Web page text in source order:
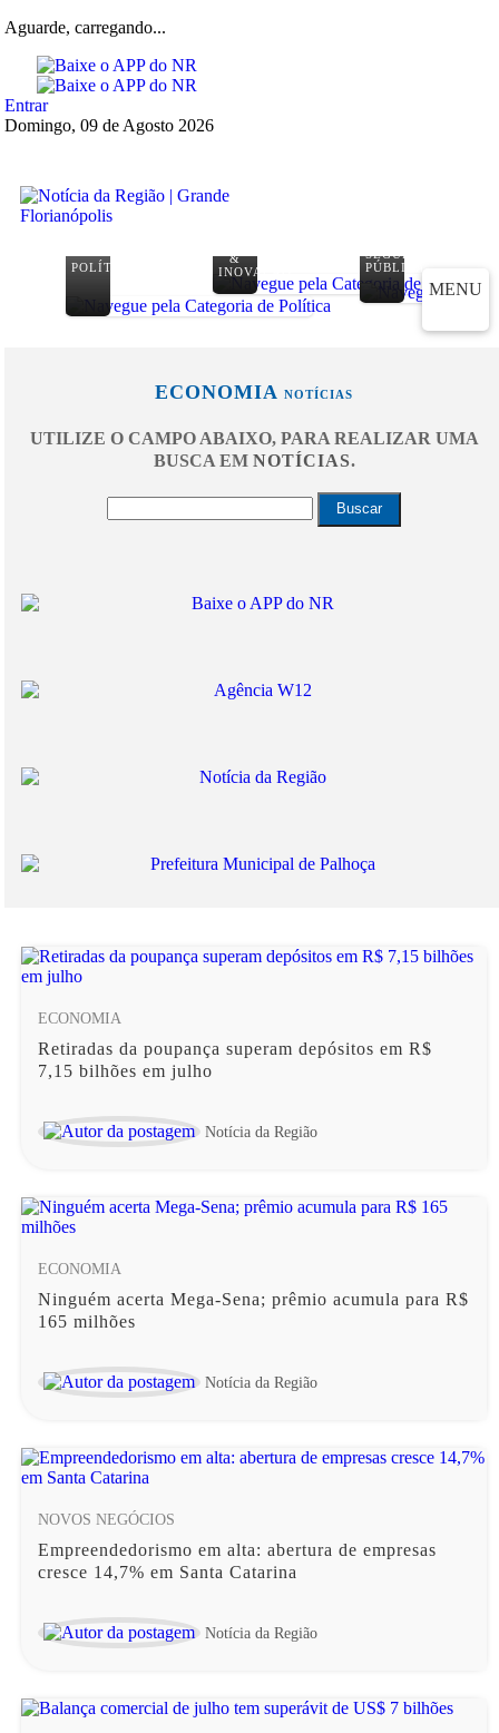
Aguarde, carregando...
Entrar
Domingo, 09 de Agosto 2026
MENU
POLÍTICA
&
INOVAÇÃO
SEGURANÇA
PÚBLICA
ECONOMIANOTÍCIAS
UTILIZE O CAMPO ABAIXO, PARA REALIZAR UMA
BUSCA EM NOTÍCIAS.
Buscar
ECONOMIA
Retiradas da poupança superam depósitos em R$
7,15 bilhões em julho
Notícia da Região
ECONOMIA
Ninguém acerta Mega-Sena; prêmio acumula para R$
165 milhões
Notícia da Região
NOVOS NEGÓCIOS
Empreendedorismo em alta: abertura de empresas
cresce 14,7% em Santa Catarina
Notícia da Região